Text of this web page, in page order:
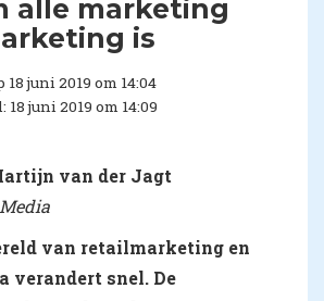
alle marketing
is
juni 2019 om 14:04
juni 2019 om 14:09
van der Jagt
van retailmarketing en
verandert snel. De